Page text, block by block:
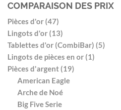
COMPARAISON DES PRIX
Pièces d'or (47)
Lingots d'or (13)
Tablettes d'or (CombiBar) (5)
Lingots de pièces en or (1)
Pièces d'argent (19)
American Eagle
Arche de Noé
Big Five Serie